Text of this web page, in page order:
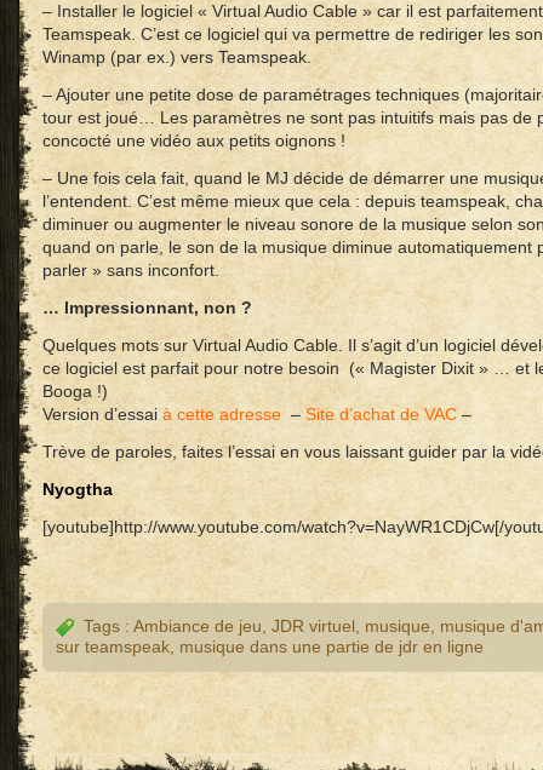
– Installer le logiciel « Virtual Audio Cable » car il est
Teamspeak. C’est ce logiciel qui va permettre de rediriger les
Winamp (par ex.) vers Teamspeak.
– Ajouter une petite dose de paramétrages techniques
tour est joué… Les paramètres ne sont pas intuitifs mais pas de
concocté une vidéo aux petits oignons !
– Une fois cela fait, quand le MJ décide de démarrer une
l’entendent. C’est même mieux que cela : depuis teamspeak,
diminuer ou augmenter le niveau sonore de la musique selon
quand on parle, le son de la musique diminue automatiquement
parler » sans inconfort.
… Impressionnant, non ?
Quelques mots sur Virtual Audio Cable. Il s’agit d’un logiciel
ce logiciel est parfait pour notre besoin (« Magister Dixit » … et
Booga !)
Version d’essai à cette adresse – Site d’achat de VAC –
Trève de paroles, faites l’essai en vous laissant guider par la
Nyogtha
[youtube]http://www.youtube.com/watch?v=NayWR1CDjCw[/
Tags : Ambiance de jeu JDR virtuel musique
musique
sur teamspeak musique dans une partie de jdr en ligne